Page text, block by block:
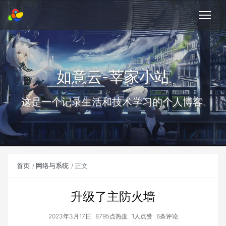
如意云-莘家小站
这是一个记录生活和技术学习的个人博客.
首页 网络与系统 正文
升级了主防火墙
2023年3月17日 8795点热度 1人点赞 6条评论